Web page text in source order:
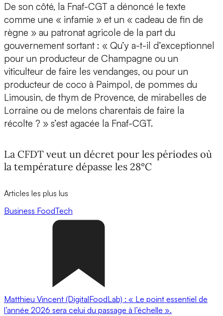
De son côté, la Fnaf-CGT a dénoncé le texte
comme une « infamie » et un « cadeau de fin de
règne » au patronat agricole de la part du
gouvernement sortant : « Qu’y a-t-il d’exceptionnel
pour un producteur de Champagne ou un
viticulteur de faire les vendanges, ou pour un
producteur de coco à Paimpol, de pommes du
Limousin, de thym de Provence, de mirabelles de
Lorraine ou de melons charentais de faire la
récolte ? » s’est agacée la Fnaf-CGT.
La CFDT veut un décret pour les périodes où
la température dépasse les 28°C
Articles les plus lus
Business FoodTech
Matthieu Vincent (DigitalFoodLab) : « Le point essentiel de
l’année 2026 sera celui du passage à l’échelle ».